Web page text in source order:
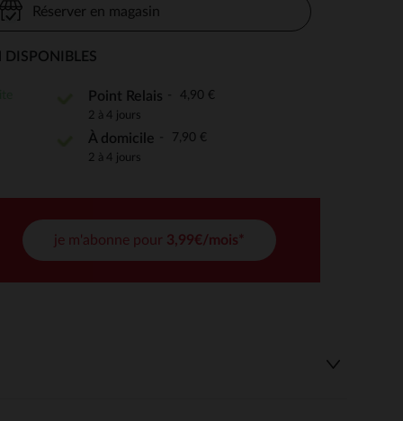
de confidentialité, en garantissant la conformité avec
Réserver en magasin
Point Relais 4,90 €
2 à 4 jours
À domicile 7,90 €
2 à 4 jours
je m'abonne pour 3,99€/mois*